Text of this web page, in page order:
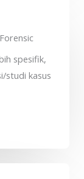
spesifik,
studi kasus